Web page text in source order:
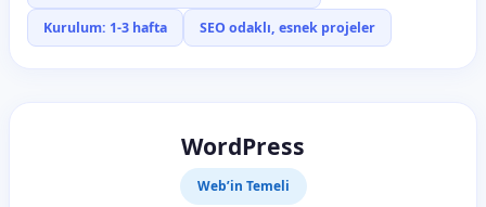
Kurulum: 1-3 hafta SEO odaklı, esnek projeler
WordPress
Web’in Temeli